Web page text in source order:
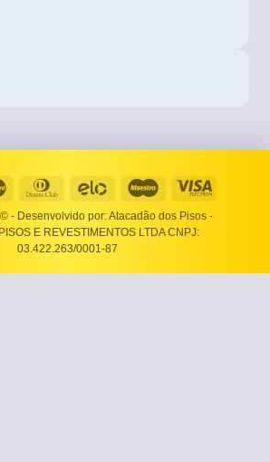
© - Desenvolvido por: Atacadão dos Pisos -
E REVESTIMENTOS LTDA CNPJ:
03.422.263/0001-87